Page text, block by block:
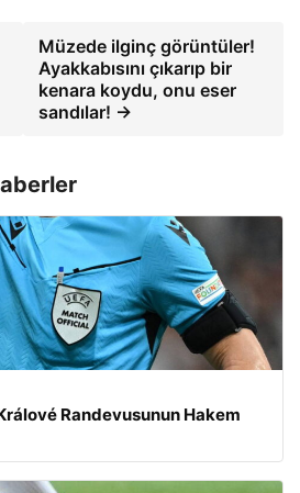
Müzede ilginç görüntüler!
Ayakkabısını çıkarıp bir
kenara koydu, onu eser
sandılar! →
Randevusunun Hakem